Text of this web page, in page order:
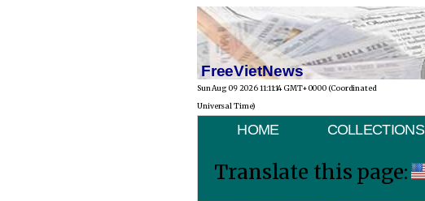
FreeVietNews
Sun Aug 09 2026 11:11:14 GMT+0000 (Coordinated
Universal Time)
HOME COLLECTIONS
Translate this page: